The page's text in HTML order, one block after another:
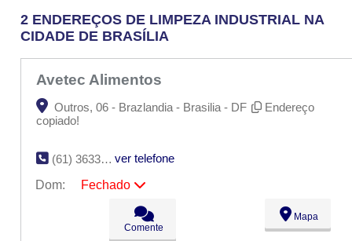
2 ENDEREÇOS DE LIMPEZA INDUSTRIAL NA
CIDADE DE BRASÍLIA
Avetec Alimentos
Outros, 06 - Brazlandia - Brasilia - DF
Endereço
copiado!
(61) 3633-4060
ver telefone
Dom:
Fechado
09:00 - 18:00
09:00 - 18:00
09:00 - 18:00
Comente
Mapa